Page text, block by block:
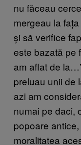
nu făceau
mergeau la
și să verifice
este bazată pe
am aflat de
preluau unii de
azi am
numai pe daci,
popoare
moralitatea